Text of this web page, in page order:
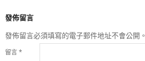
發佈留言
發佈留言必須填寫的電子郵件地址不會公開。
留言*